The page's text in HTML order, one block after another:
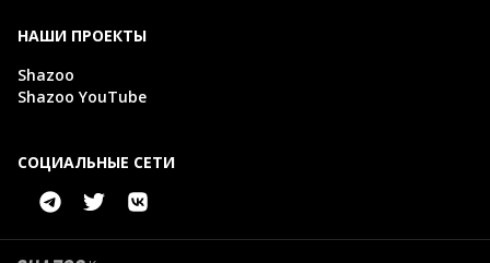
НАШИ ПРОЕКТЫ
Shazoo
Shazoo YouTube
СОЦИАЛЬНЫЕ СЕТИ